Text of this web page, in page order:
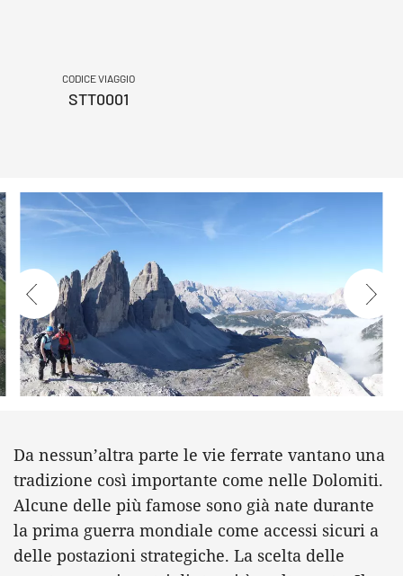
CODICE VIAGGIO
STT0001
Da nessun’altra parte le vie ferrate vantano una
tradizione così importante come nelle Dolomiti.
Alcune delle più famose sono già nate durante
la prima guerra mondiale come accessi sicuri a
delle postazioni strategiche. La scelta delle